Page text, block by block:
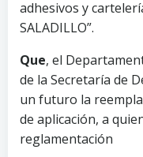
adhesivos y
SALADILLO”.
Que, el
de la Secretaría de
un futuro la
de aplicación, a
reglamentación